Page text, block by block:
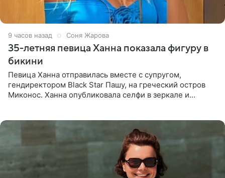
9 часов назад Соня Жарова
35-летняя певица Ханна показала фигуру в
бикини
Певица Ханна отправилась вместе с супругом,
гендиректором Black Star Пашу, на греческий остров
Миконос. Ханна опубликовала селфи в зеркале и